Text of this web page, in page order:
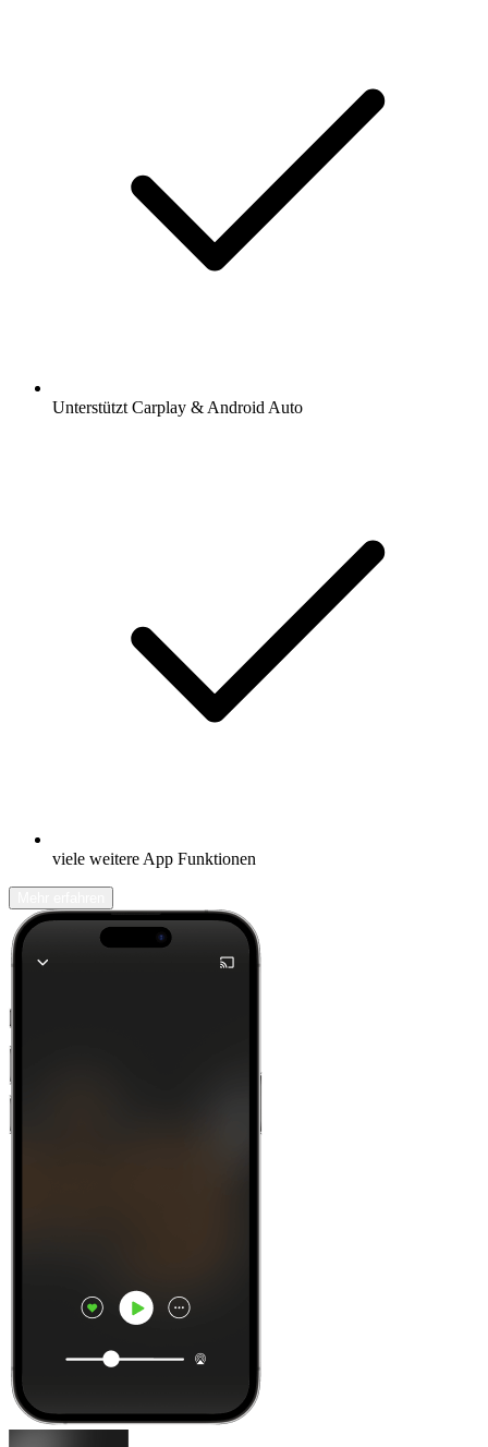
Unterstützt Carplay & Android Auto
viele weitere App Funktionen